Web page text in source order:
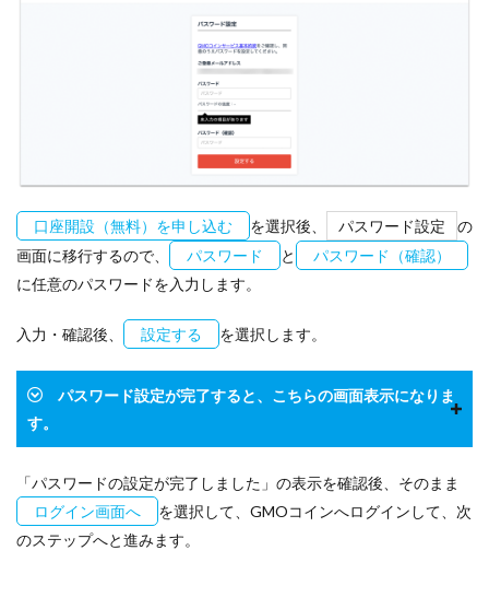
口座開設（無料）を申し込む を選択後、 パスワード設定
の
画面に移行するので、
パスワード と
パスワード（確認）
に任意のパスワードを入力します。
入力・確認後、 設定する を選択します。
パスワード設定が完了すると、こちらの画面表示になりま
す。
「パスワードの設定が完了しました」の表示を確認後、そのまま
ログイン画面へ
を選択して、GMOコインへログインして、次
のステップへと進みます。